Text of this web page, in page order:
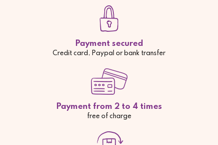
Payment secured
Credit card, Paypal or bank transfer
Payment from 2 to 4 times
free of charge